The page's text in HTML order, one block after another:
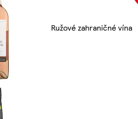
Ružové zahraničné vína